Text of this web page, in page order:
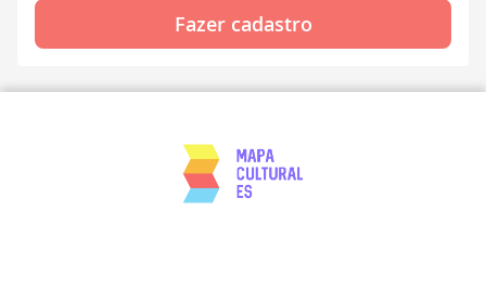
Fazer cadastro